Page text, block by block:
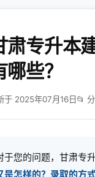
肃专升本
哪些？
于 2025年07月16日📂
于您的问题，甘肃专
是怎样的？录取的方